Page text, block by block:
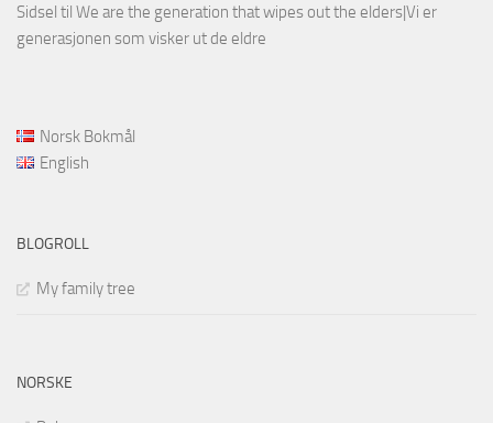
Sidsel til We are the generation that wipes out the elders|Vi er
generasjonen som visker ut de eldre
Norsk Bokmål
English
BLOGROLL
My family tree
NORSKE